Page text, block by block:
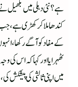
ہے ؟نئی دہلی میں
کندھا ملا کر کھڑی ہے،
کے مفاد کو آگے
ٹھہرایا اور کہا کہ اس
میں اپنی ثالثی کی پیشکش